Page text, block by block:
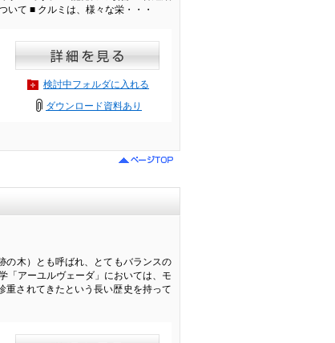
いて ■ クルミは、様々な栄・・・
検討中フォルダに入れる
ダウンロード資料あり
の木）とも呼ばれ、とてもバランスの
「アーユルヴェーダ」においては、モ
重されてきたという長い歴史を持って